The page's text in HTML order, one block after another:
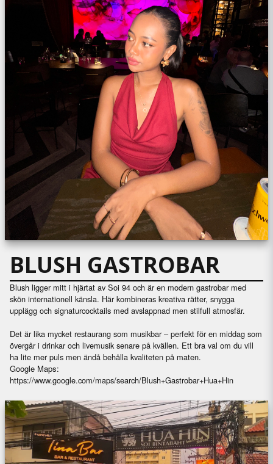
BLUSH GASTROBAR
Blush ligger mitt i hjärtat av Soi 94 och är en modern gastrobar med
skön internationell känsla. Här kombineras kreativa rätter, snygga
upplägg och signaturcocktails med avslappnad men stilfull atmosfär.
Det är lika mycket restaurang som musikbar – perfekt för en middag som
övergår i drinkar och livemusik senare på kvällen. Ett bra val om du vill
ha lite mer puls men ändå behålla kvaliteten på maten.
Google Maps:
https://www.google.com/maps/search/Blush+Gastrobar+Hua+Hin